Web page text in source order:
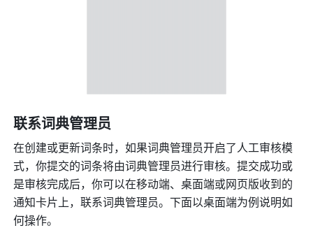
联系词典管理员
在创建或更新词条时，如果词典管理员开启了人工审核模
式，你提交的词条将由词典管理员进行审核。提交成功或
是审核完成后，你可以在移动端、桌面端或网页版收到的
通知卡片上，联系词典管理员。下面以桌面端为例说明如
何操作。